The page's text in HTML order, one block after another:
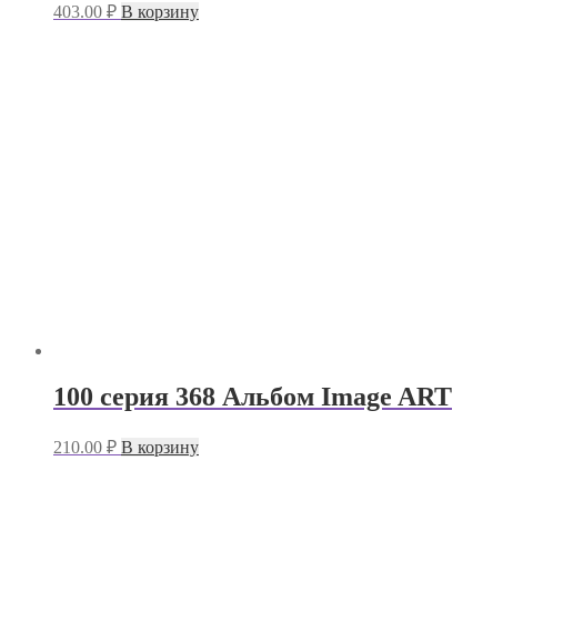
403.00 ₽ В корзину
100 серия 368 Альбом Image ART
210.00 ₽ В корзину